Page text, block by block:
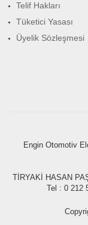
Telif Hakları
Tüketici Yasası
Üyelik Sözleşmesi
Engin Otomotiv
TİRYAKİ HASAN
Tel : 0 212